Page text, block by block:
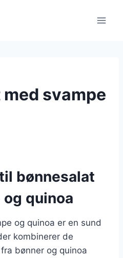
svampe
bønnesalat
quinoa
og quinoa er en sund
kombinerer de
bønner og quinoa